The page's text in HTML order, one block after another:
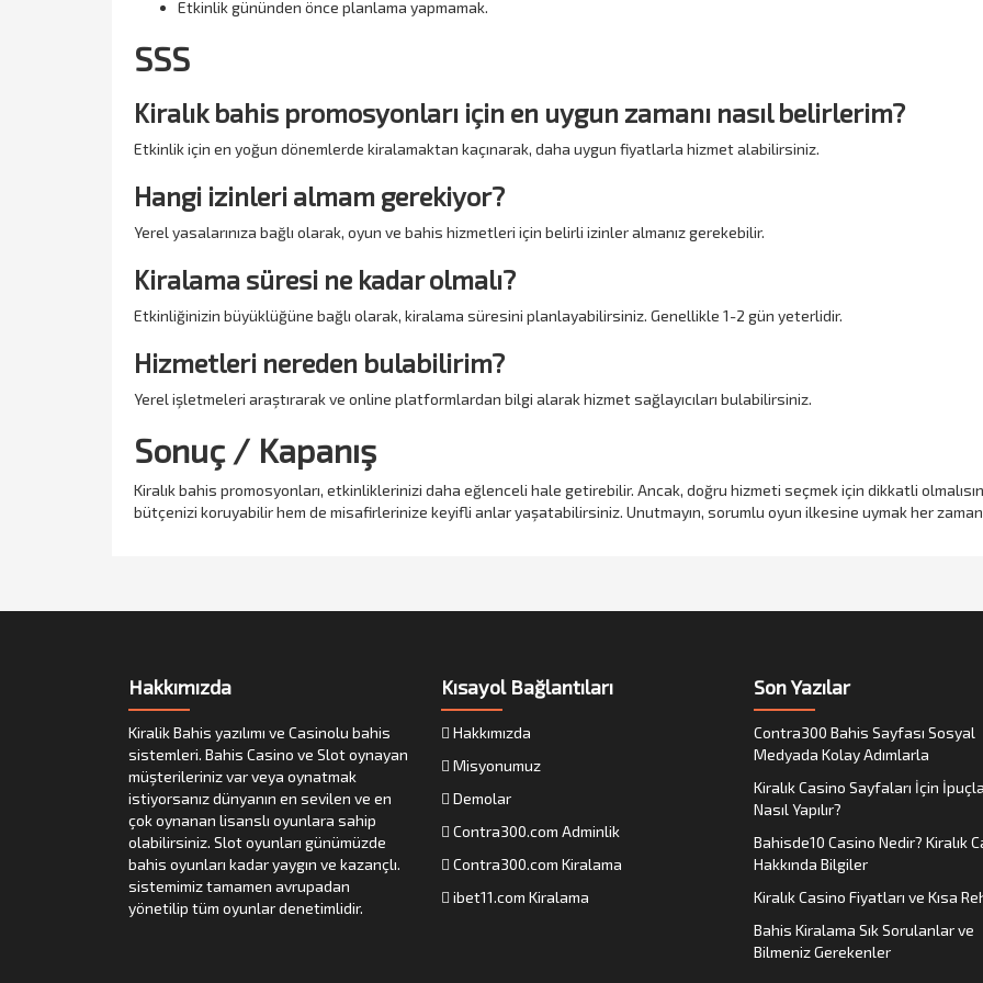
Etkinlik gününden önce planlama yapmamak.
SSS
Kiralık bahis promosyonları için en uygun zamanı nasıl belirlerim?
Etkinlik için en yoğun dönemlerde kiralamaktan kaçınarak, daha uygun fiyatlarla hizmet alabilirsiniz.
Hangi izinleri almam gerekiyor?
Yerel yasalarınıza bağlı olarak, oyun ve bahis hizmetleri için belirli izinler almanız gerekebilir.
Kiralama süresi ne kadar olmalı?
Etkinliğinizin büyüklüğüne bağlı olarak, kiralama süresini planlayabilirsiniz. Genellikle 1-2 gün yeterlidir.
Hizmetleri nereden bulabilirim?
Yerel işletmeleri araştırarak ve online platformlardan bilgi alarak hizmet sağlayıcıları bulabilirsiniz.
Sonuç / Kapanış
Kiralık bahis promosyonları, etkinliklerinizi daha eğlenceli hale getirebilir. Ancak, doğru hizmeti seçmek için dikkatli
bütçenizi koruyabilir hem de misafirlerinize keyifli anlar yaşatabilirsiniz. Unutmayın, sorumlu oyun ilkesine uymak her
Hakkımızda
Kiralik Bahis yazılımı ve Casinolu bahis
sistemleri. Bahis Casino ve Slot oynayan
müşterileriniz var veya oynatmak
istiyorsanız dünyanın en sevilen ve en
çok oynanan lisanslı oyunlara sahip
olabilirsiniz. Slot oyunları günümüzde
bahis oyunları kadar yaygın ve kazançlı.
sistemimiz tamamen avrupadan
yönetilip tüm oyunlar denetimlidir.
Kısayol Bağlantıları
Hakkımızda
Misyonumuz
Demolar
Contra300.com Adminlik
Contra300.com Kiralama
ibet11.com Kiralama
Son Yazılar
Contra300 Bahis Sayfası Sosyal
Medyada Kolay Adımlarla
Kiralık Casino Sayfaları İçin
Nasıl Yapılır?
Bahisde10 Casino Nedir? Kiralık
Hakkında Bilgiler
Kiralık Casino Fiyatları ve Kısa
Bahis Kiralama Sık Sorulanlar ve
Bilmeniz Gerekenler